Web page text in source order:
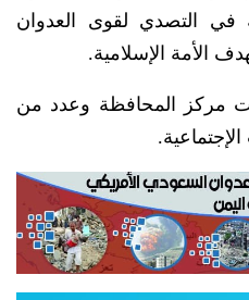
في التصدي لقوى العدوان
الأمة الإسلامية.
مركز المحافظة وعدد من